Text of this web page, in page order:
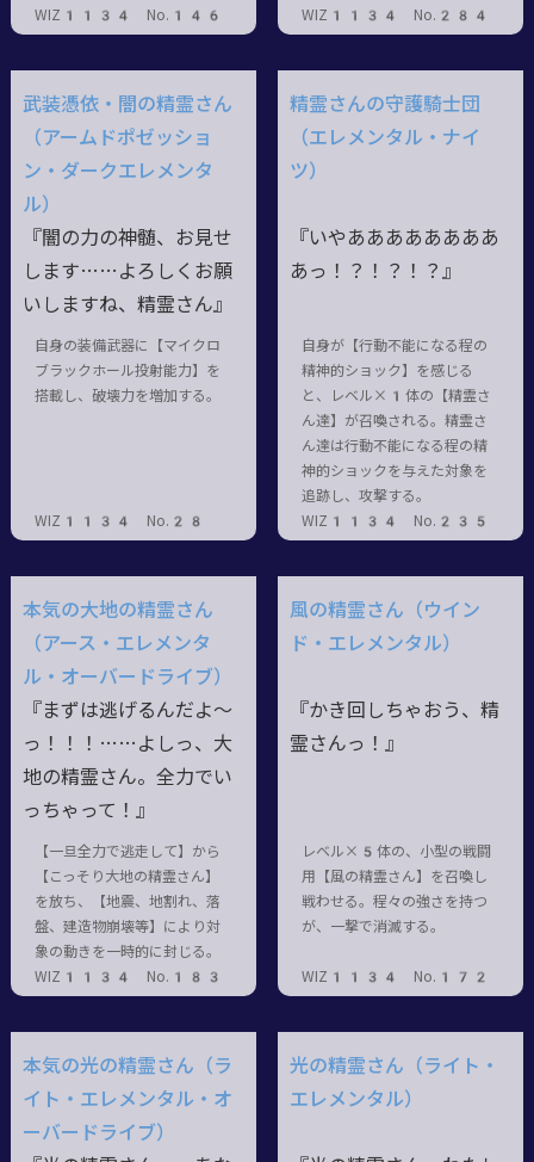
WIZ1134 No.146
WIZ1134 No.284
武装憑依・闇の精霊さん
（アームドポゼッショ
ン・ダークエレメンタ
ル）
『闇の力の神髄、お見せ
します……よろしくお願
いしますね、精霊さん』
自身の装備武器に【マイクロ
ブラックホール投射能力】を
搭載し、破壊力を増加する。
WIZ1134 No.28
精霊さんの守護騎士団
（エレメンタル・ナイ
ツ）
『いやああああああああ
あっ ！？！？！？』
自身が【行動不能になる程の
精神的ショック】を感じる
と、レベル×1体の【精霊さ
ん達】が召喚される。精霊さ
ん達は行動不能になる程の精
神的ショックを与えた対象を
追跡し、攻撃する。
WIZ1134 No.235
本気の大地の精霊さん
（アース・エレメンタ
ル・オーバードライブ）
『まずは逃げるんだよ～
っ ！！！…… よしっ、大
地の精霊さん。全力でい
っちゃって！』
【一旦全力で逃走して】から
【こっそり大地の精霊さん】
を放ち、【地震、地割れ、落
盤、建造物崩壊等】により対
象の動きを一時的に封じる。
WIZ1134 No.183
風の精霊さん（ウイン
ド・エレメンタル）
『かき回しちゃおう、精
霊さんっ！』
レベル×5体の、小型の戦闘
用【風の精霊さん】を召喚し
戦わせる。程々の強さを持つ
が、一撃で消滅する。
WIZ1134 No.172
本気の光の精霊さん（ラ
イト・エレメンタル・オ
ーバードライブ）
光の精霊さん（ライト・
エレメンタル）